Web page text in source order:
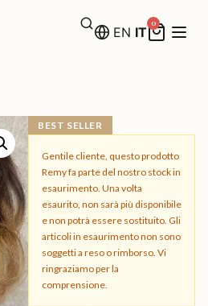
EN IT
0
BEST SELLER
Gentile cliente, questo prodotto
Remy fa parte del nostro stock in
esaurimento. Una volta
esaurito, non sarà più disponibile
e non potrà essere sostituito. Gli
articoli in esaurimento non sono
soggetti a reso o rimborso. Vi
ringraziamo per la
comprensione.